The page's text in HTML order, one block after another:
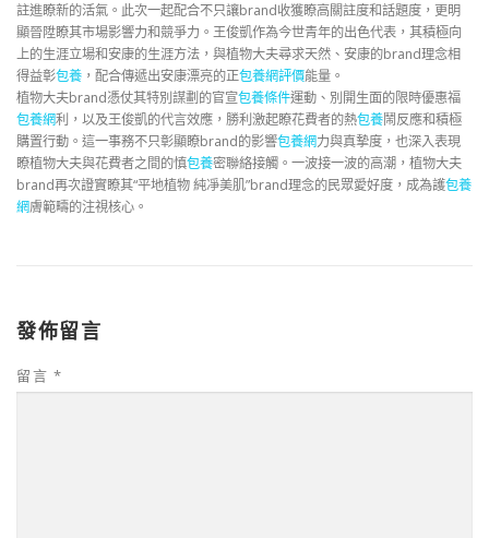
註進瞭新的活氣。此次一起配合不只讓brand收獲瞭高關註度和話題度，更明
顯晉陞瞭其市場影響力和競爭力。王俊凱作為今世青年的出色代表，其積極向
上的生涯立場和安康的生涯方法，與植物大夫尋求天然、安康的brand理念相
得益彰包養 ，配合傳遞出安康漂亮的正包養網評價能量。
植物大夫brand憑仗其特別謀劃的官宣包養條件運動、別開生面的限時優惠福
包養網利，以及王俊凱的代言效應，勝利激起瞭花費者的熱包養鬧反應和積極
購置行動。這一事務不只彰顯瞭brand的影響包養網力與真摯度，也深入表現
瞭植物大夫與花費者之間的慎包養密聯絡接觸。一波接一波的高潮，植物大夫
brand再次證實瞭其“平地植物 純凈美肌”brand理念的民眾愛好度，成為護包養
網膚範疇的注視核心。
發佈留言
留言 *